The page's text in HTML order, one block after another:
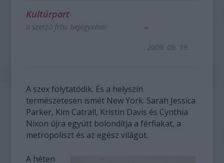
Kultúrpart
a szerző friss bejegyzései
2009. 09. 19.
A szex folytatódik. És a helyszín
természetesen ismét New York. Sarah Jessica
Parker, Kim Catrall, Kristin Davis és Cynthia
Nixon újra együtt bolondítja a férfiakat, a
metropoliszt és az egész világot.
A héten